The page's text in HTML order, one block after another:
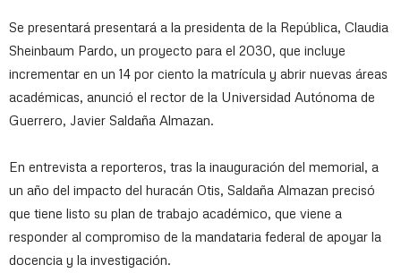
Se presentará presentará a la presidenta de la República, Claudia
Sheinbaum Pardo, un proyecto para el 2030, que incluye
incrementar en un 14 por ciento la matrícula y abrir nuevas áreas
académicas, anunció el rector de la Universidad Autónoma de
Guerrero, Javier Saldaña Almazan.
En entrevista a reporteros, tras la inauguración del memorial, a
un año del impacto del huracán Otis, Saldaña Almazan precisó
que tiene listo su plan de trabajo académico, que viene a
responder al compromiso de la mandataria federal de apoyar la
docencia y la investigación.